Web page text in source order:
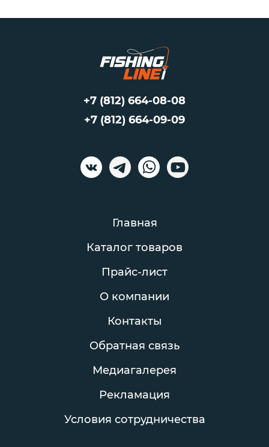
Главная
Каталог товаров
Прайс-лист
О компании
Контакты
Обратная связь
Медиагалерея
Рекламация
Условия сотрудничества
+7 (812) 664-08-08
+7 (812) 664-09-09